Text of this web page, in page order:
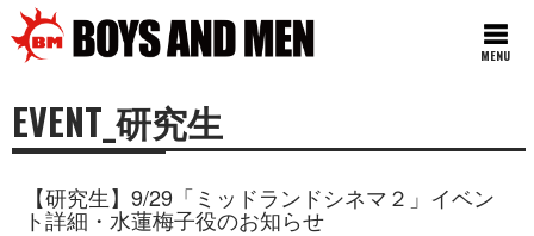
MENU
EVENT_研究生
【研究生】9/29「ミッドランドシネマ２」イベン
ト詳細・水蓮梅子役のお知らせ